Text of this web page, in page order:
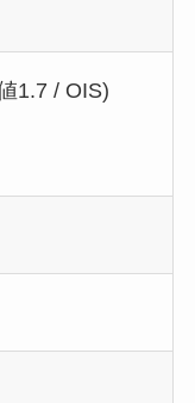
1.7 / OIS)